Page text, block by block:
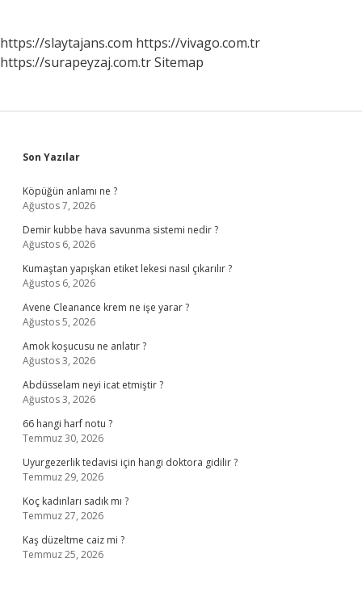
https://slaytajans.com https://vivago.com.tr
https://surapeyzaj.com.trSitemap
Sidebar
Son Yazılar
Köpüğün anlamı ne ?
Ağustos 7, 2026
Demir kubbe hava savunma sistemi nedir ?
Ağustos 6, 2026
Kumaştan yapışkan etiket lekesi nasıl çıkarılır ?
Ağustos 6, 2026
Avene Cleanance krem ne işe yarar ?
Ağustos 5, 2026
Amok koşucusu ne anlatır ?
Ağustos 3, 2026
Abdüsselam neyi icat etmiştir ?
Ağustos 3, 2026
66 hangi harf notu ?
Temmuz 30, 2026
Uyurgezerlik tedavisi için hangi doktora gidilir ?
Temmuz 29, 2026
Koç kadınları sadık mı ?
Temmuz 27, 2026
Kaş düzeltme caiz mi ?
Temmuz 25, 2026